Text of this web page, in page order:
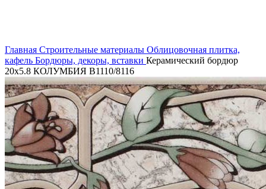
Главная Строительные материалы Облицовочная плитка,
кафель Бордюры, декоры, вставки Керамический бордюр
20х5.8 КОЛУМБИЯ В1110/8116